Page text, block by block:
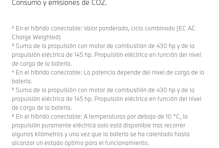
Consumo y emisiones de CO2.
² En el híbrido conectable: Valor ponderado, ciclo combinado (EC AC
Charge Weighted)
³ Suma de la propulsión con motor de combustión de 430 hp y de la
propulsión eléctrica de 145 hp. Propulsión eléctrica en función del nivel
de carga de la batería.
⁴ En el híbrido conectable: La potencia depende del nivel de carga de la
batería.
⁵ Suma de la propulsión con motor de combustión de 430 hp y de la
propulsión eléctrica de 145 hp. Propulsión eléctrica en función del nivel
de carga de la batería.
⁶ En el híbrido conectable: A temperaturas por debajo de 10 °C, la
propulsión puramente eléctrica solo está disponible tras recorrer
algunos kilómetros y una vez que la batería se ha calentado hasta
alcanzar un estado óptimo para el funcionamiento.